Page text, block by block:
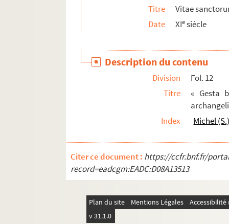
Titre
Vitae
Date
XIesiècle
Description du contenu
Division
Fol. 12
Titre
« Gesta
Index
Michel
Citer ce document : https://ccfr.bnf.fr/
record=eadcgm:EADC:D08A13513
Plan du site Mentions Légales
v 31.1.0